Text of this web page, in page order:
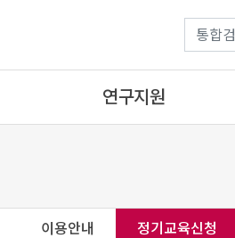
통합검색
연구지원
이용안내 정기교육신청